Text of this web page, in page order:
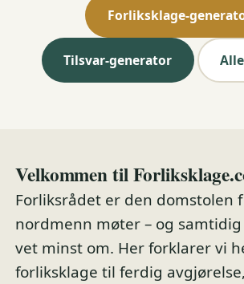
Forliksklage-
Tilsvar-generator
Velkommen til
Forliksrådet er den domstolen
nordmenn møter – og
vet minst om. Her forklarer vi
forliksklage til ferdig